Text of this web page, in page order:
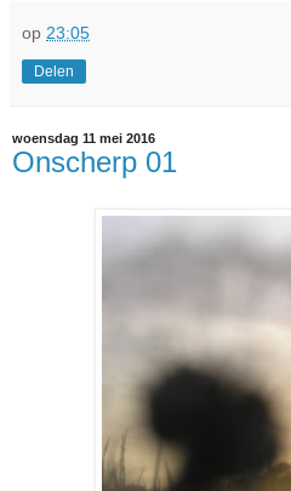
op 23:05
Delen
woensdag 11 mei 2016
Onscherp 01